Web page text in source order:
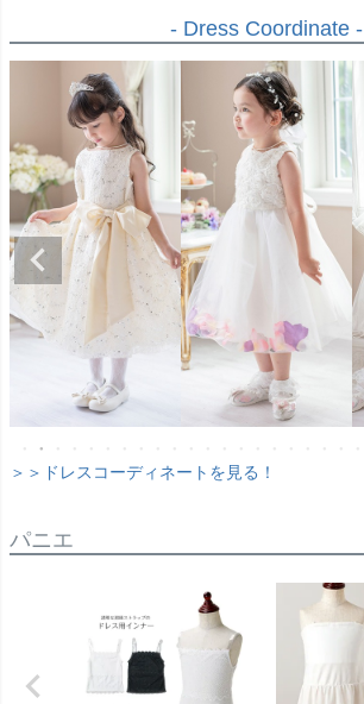
- Dress Coordinate -
＞＞ドレスコーディネートを見る！
パニエ